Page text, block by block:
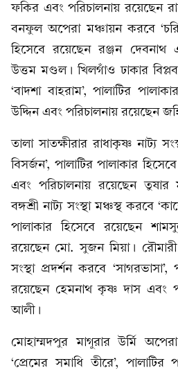
ফকির এবং পরিচালনায় রয়েছেন
বনফুল অপেরা মঞ্চায়ন করবে
হিসেবে রয়েছেন রঞ্জন দেবনাথ
উত্তম মণ্ডল। খিলগাঁও ঢাকার
‘বাদশা বাহরাম’, পালাটির
উদ্দিন এবং পরিচালনায় রয়েছেন
তালা সাতক্ষীরার রাধাকৃষ্ণ নাট্য
বিসর্জন’, পালাটির পালাকার
এবং পরিচালনায় রয়েছেন তুষার
বঙ্গশ্রী নাট্য সংস্থা মঞ্চস্থ করবে
পালাকার হিসেবে রয়েছেন
রয়েছেন মো. সুজন মিয়া। রৌমারী
সংস্থা প্রদর্শন করবে ‘সাগরভাসা’,
রয়েছেন হেমনাথ কৃষ্ণ দাস এবং
আলী।
মোহাম্মদপুর মাগুরার উর্মি
‘প্রেমের সমাধি তীরে’, পালাটির